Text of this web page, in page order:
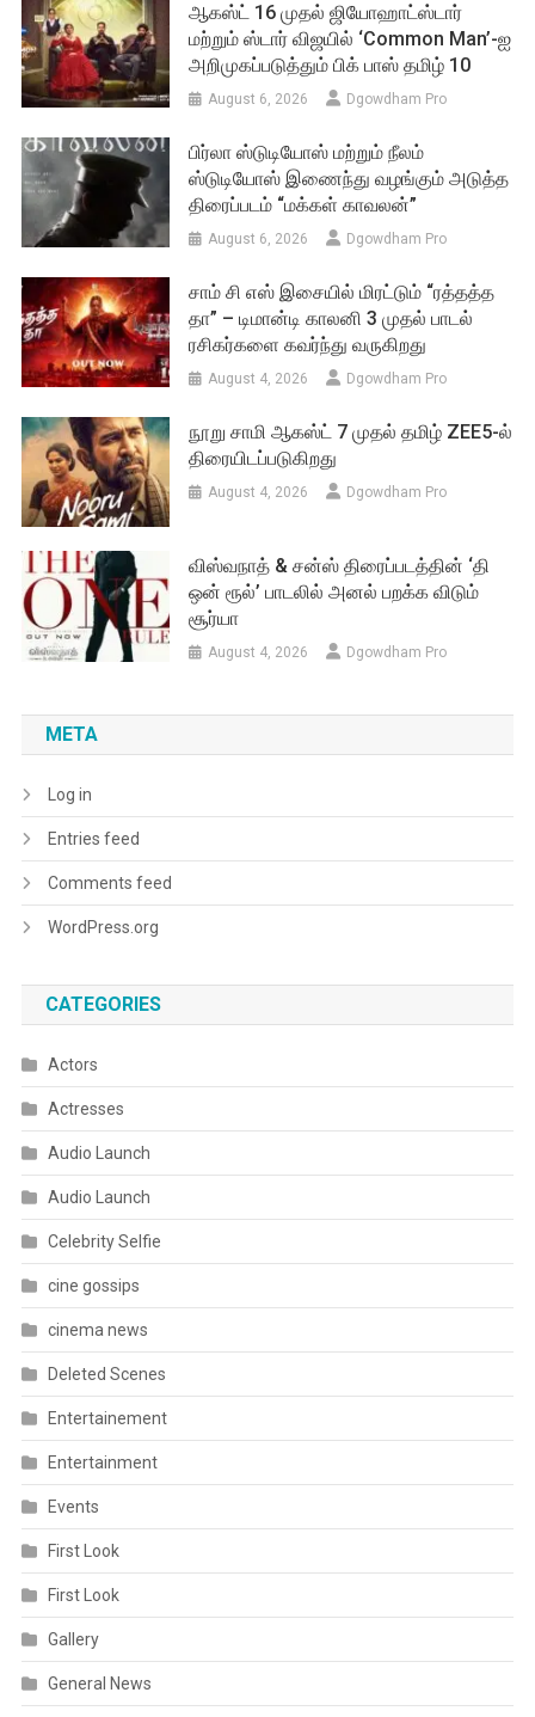
ஆகஸ்ட் 16 முதல் ஜியோஹாட்ஸ்டார்
மற்றும் ஸ்டார் விஜயில் ‘Common Man’-ஐ
அறிமுகப்படுத்தும் பிக் பாஸ் தமிழ் 10
August 6, 2026 Dgowdham Pro
பிர்லா ஸ்டுடியோஸ் மற்றும் நீலம்
ஸ்டுடியோஸ் இணைந்து வழங்கும் அடுத்த
திரைப்படம் “மக்கள் காவலன்”
August 6, 2026 Dgowdham Pro
சாம் சி எஸ் இசையில் மிரட்டும் “ரத்தத்த
தா” – டிமான்டி காலனி 3 முதல் பாடல்
ரசிகர்களை கவர்ந்து வருகிறது
August 4, 2026 Dgowdham Pro
நூறு சாமி ஆகஸ்ட் 7 முதல் தமிழ் ZEE5-ல்
திரையிடப்படுகிறது
August 4, 2026 Dgowdham Pro
விஸ்வநாத் & சன்ஸ் திரைப்படத்தின் ‘தி
ஒன் ரூல்’ பாடலில் அனல் பறக்க விடும்
சூர்யா
August 4, 2026 Dgowdham Pro
META
Log in
Entries feed
Comments feed
WordPress.org
CATEGORIES
Actors
Actresses
Audio Launch
Audio Launch
Celebrity Selfie
cine gossips
cinema news
Deleted Scenes
Entertainement
Entertainment
Events
First Look
First Look
Gallery
General News